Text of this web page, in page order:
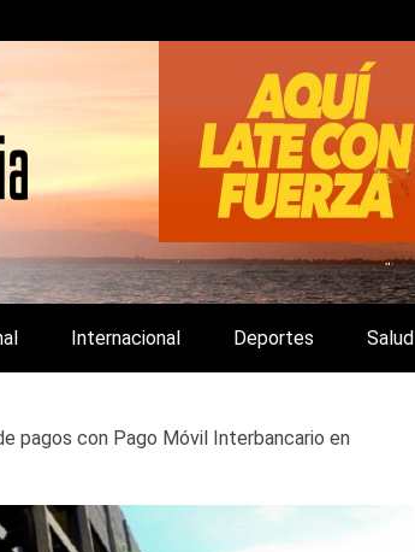
GENERAL.
Internacional Deportes Salud
pagos con Pago Móvil Interbancario en